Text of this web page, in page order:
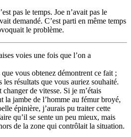
pas le temps. Joe n’avait pas le
demandé. C’est parti en même temps
le problème.
voies une fois que l’on a
vous obtenez démontrent ce fait ;
les résultats que vous auriez souhaité.
de vitesse. Si je m’étais
la jambe de l’homme au fémur broyé,
épinière, j’aurais pu traiter cette
qu’il se sente un peu mieux, mais
de la zone qui contrôlait la situation.